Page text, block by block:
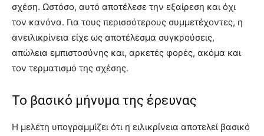
σχέση. Ωστόσο, αυτό αποτέλεσε την εξαίρεση και όχι
τον κανόνα. Για τους περισσότερους συμμετέχοντες, η
ανειλικρίνεια είχε ως αποτέλεσμα συγκρούσεις,
απώλεια εμπιστοσύνης και, αρκετές φορές, ακόμα και
τον τερματισμό της σχέσης.
Το βασικό μήνυμα της έρευνας
Η μελέτη υπογραμμίζει ότι η ειλικρίνεια αποτελεί βασικό